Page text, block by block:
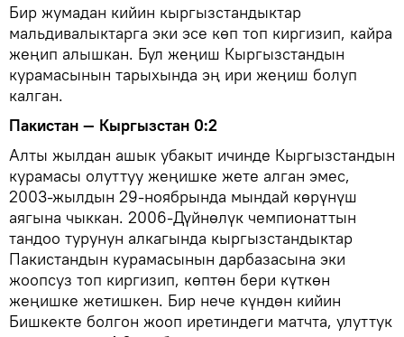
Бир жумадан кийин кыргызстандыктар
мальдивалыктарга эки эсе көп топ киргизип, кайра
жеңип алышкан. Бул жеңиш Кыргызстандын
курамасынын тарыхында эң ири жеңиш болуп
калган.
Пакистан — Кыргызстан 0:2
Алты жылдан ашык убакыт ичинде Кыргызстандын
курамасы олуттуу жеңишке жете алган эмес,
2003-жылдын 29-ноябрында мындай көрүнүш
аягына чыккан. 2006-Дүйнөлүк чемпионаттын
тандоо турунун алкагында кыргызстандыктар
Пакистандын курамасынын дарбазасына эки
жоопсуз топ киргизип, көптөн бери күткөн
жеңишке жетишкен. Бир нече күндөн кийин
Бишкекте болгон жооп иретиндеги матчта, улуттук